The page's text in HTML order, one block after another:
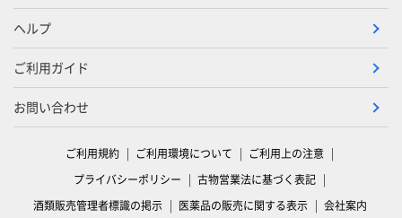
ヘルプ
ご利用ガイド
お問い合わせ
ご利用規約 ご利用環境について
ご利用上の注意
プライバシーポリシー
古物営業法に基づく表記
酒類販売管理者標識の掲示
医薬品の販売に関する表示 会社案内